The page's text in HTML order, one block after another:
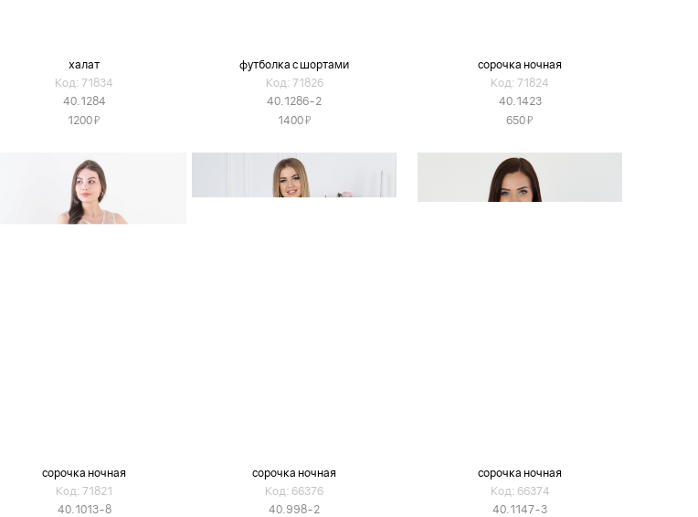
халат
Код: 71834
40.1284
1200Я
футболка с шортами
Код: 71826
40.1286-2
1400Я
сорочка ночная
Код: 71824
40.1423
650Я
сорочка ночная
Код: 71821
40.1013-8
сорочка ночная
Код: 66376
40.998-2
сорочка ночная
Код: 66374
40.1147-3